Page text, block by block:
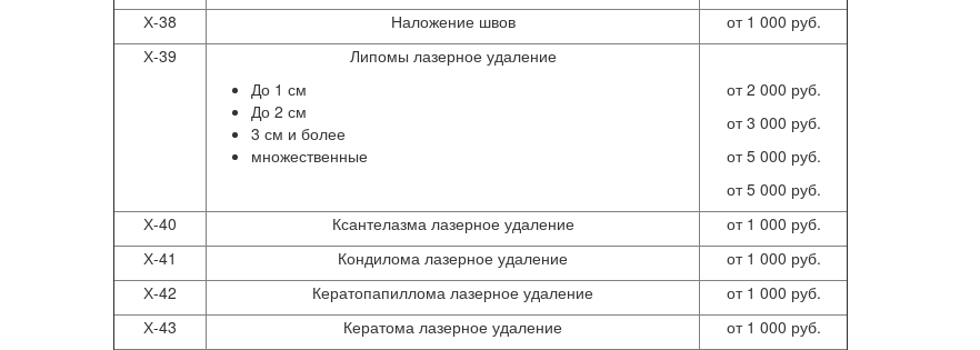
Х-38
Наложение швов
от 1 000 руб.
Х-39
Липомы лазерное удаление
До 1 см
До 2 см
3 см и более
множественные
от 2 000 руб.
от 3 000 руб.
от 5 000 руб.
от 5 000 руб.
Х-40
Ксантелазма лазерное удаление
от 1 000 руб.
Х-41
Кондилома лазерное удаление
от 1 000 руб.
Х-42
Кератопапиллома лазерное удаление
от 1 000 руб.
Х-43
Кератома лазерное удаление от 1 000 руб.